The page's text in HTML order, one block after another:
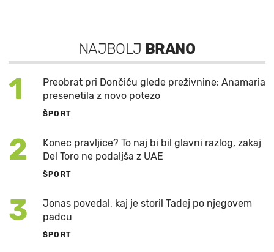
NAJBOLJ BRANO
1
Preobrat pri Dončiću glede preživnine: Anamaria
presenetila z novo potezo
ŠPORT
2
Konec pravljice? To naj bi bil glavni razlog, zakaj
Del Toro ne podaljša z UAE
ŠPORT
3
Jonas povedal, kaj je storil Tadej po njegovem
padcu
ŠPORT